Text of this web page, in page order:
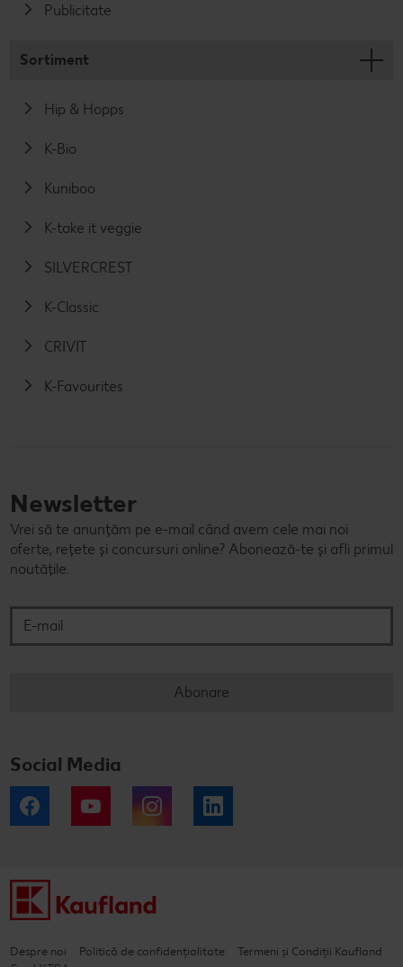
Publicitate
Sortiment
Hip & Hopps
K-Bio
Kuniboo
K-take it veggie
SILVERCREST
K-Classic
CRIVIT
K-Favourites
Newsletter
Vrei să te anunțăm pe e-mail când avem cele mai noi
oferte, rețete și concursuri online? Abonează-te și afli primul
noutățile.
Abonare
Social Media
Facebook YouTube Instagram
Despre noi Politică de confidențialitate
Termeni și Condiții Kaufland